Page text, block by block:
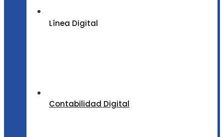
Línea Digital
Contabilidad Digital